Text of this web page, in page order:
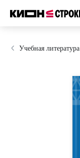
Учебная литература